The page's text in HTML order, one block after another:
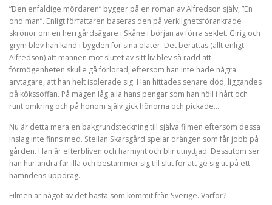
”Den enfaldige mördaren” bygger på en roman av Alfredson själv, ”En
ond man”. Enligt författaren baseras den på verklighetsförankrade
skrönor om en herrgårdsägare i Skåne i början av förra seklet. Girig och
grym blev han känd i bygden för sina olater. Det berättas (allt enligt
Alfredson) att mannen mot slutet av sitt liv blev så rädd att
förmögenheten skulle gå förlorad, eftersom han inte hade några
arvtagare, att han helt isolerade sig. Han hittades senare död, liggandes
på kökssoffan. På magen låg alla hans pengar som han höll i hårt och
runt omkring och på honom själv gick hönorna och pickade…
Nu är detta mera en bakgrundsteckning till själva filmen eftersom dessa
inslag inte finns med. Stellan Skarsgård spelar drängen som får jobb på
gården. Han är efterbliven och harmynt och blir utnyttjad. Dessutom ser
han hur andra far illa och bestämmer sig till slut för att ge sig ut på ett
hämndens uppdrag…
Filmen är något av det bästa som kommit från Sverige. Varför?